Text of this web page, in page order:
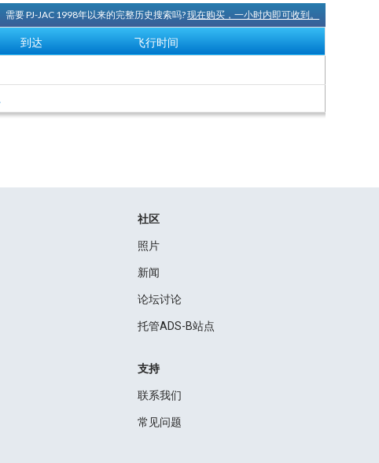
需要 PJ-JAC 1998年以来的完整历史搜索吗?现在购买，一小时内即可收到。
到达 飞行时间
社区
照片
新闻
论坛讨论
托管ADS-B站点
支持
联系我们
常见问题